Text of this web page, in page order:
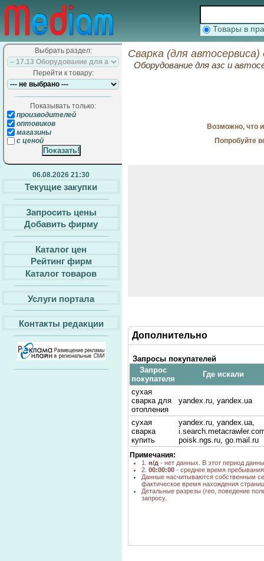
Товары в
Выбрать раздел:
Перейти к товару:
Показывать только:
производителей
оптовиков
магазины
с ценой
06.08.2026 21:30
Текущие закупки
Запросить цены
Добавить фирму
Каталог цен
Рейтинг фирм
Каталог товаров
Услуги портала
Контакты редакции
Сварка (для
Оборудование для азс и
Возможно, что
Попробуйте
Дополнительно
Запросы покупателей
Запрос
покупателя
Где искали
сухая
сварка для
отопления
yandex.ru, yandex.ua
сухая
сварка
купить
yandex.ru, yandex.ua,
poisk.ngs.ru, go.mail.ru
Примечания:
1. н/д - нет данных. В этот период
2. 00:00:00 - среднее время
Данные насчитываются собственным
фактическое время нахождения
Детальные разрезы (гео, поведение
запросу.